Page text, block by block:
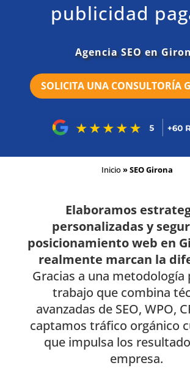
publicidad
Agencia SEO en
SOLICITA UNA CONSULTORÍA
Inicio»SEO Girona
Elaboramos
personalizadas y
posicionamiento web en
realmente marcan la
Gracias a una metodología
trabajo que combina
avanzadas de SEO, WPO,
captamos tráfico orgánico
que impulsa los
empresa.